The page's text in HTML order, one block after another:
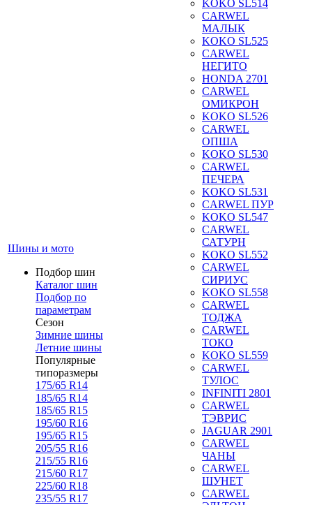
Шины и мото
Подбор шин
Каталог шин
Подбор по
параметрам
Сезон
Зимние шины
Летние шины
Популярные
типоразмеры
175/65 R14
185/65 R14
185/65 R15
195/60 R16
195/65 R15
205/55 R16
215/55 R16
215/60 R17
225/60 R18
235/55 R17
KOKO SL514
CARWEL
МАЛЫК
KOKO SL525
CARWEL
НЕГИТО
HONDA 2701
CARWEL
ОМИКРОН
KOKO SL526
CARWEL
ОПША
KOKO SL530
CARWEL
ПЕЧЕРА
KOKO SL531
CARWEL ПУР
KOKO SL547
CARWEL
САТУРН
KOKO SL552
CARWEL
СИРИУС
KOKO SL558
CARWEL
ТОДЖА
CARWEL
ТОКО
KOKO SL559
CARWEL
ТУЛОС
INFINITI 2801
CARWEL
ТЭВРИС
JAGUAR 2901
CARWEL
ЧАНЫ
CARWEL
ШУНЕТ
CARWEL